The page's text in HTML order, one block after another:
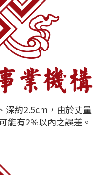
深約2.5cm，由於丈量
能有2%以內之誤差。